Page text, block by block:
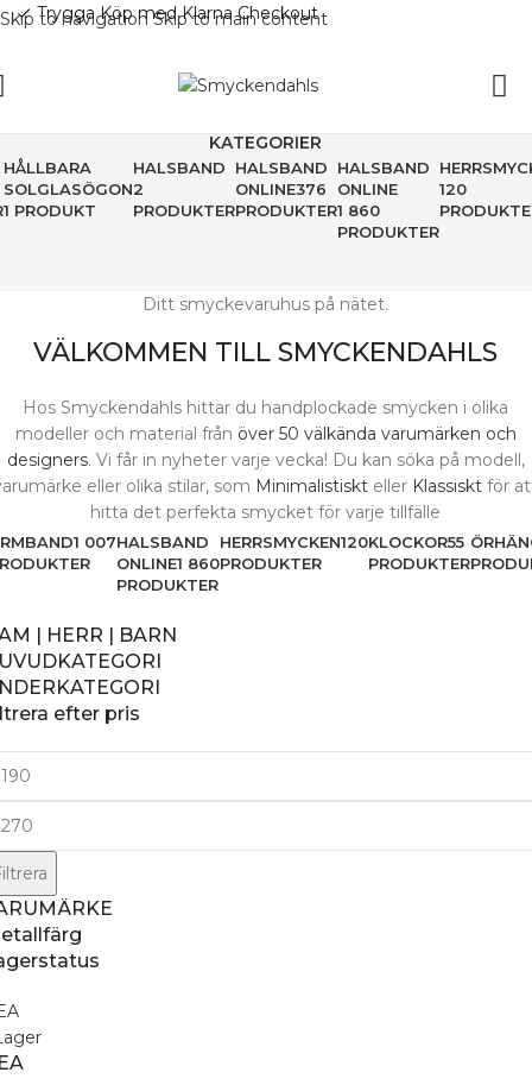
Skip to navigationSkip to main content
checkTrygga Köp med Klarna Checkout
KATEGORIER
HÅLLBARA
SOLGLASÖGON
1 PRODUKT
HALSBAND
2
PRODUKTER
HALSBAND
ONLINE376
PRODUKTER
HALSBAND
ONLINE
1 860
PRODUKTER
120
Ditt smyckevaruhus på nätet.
VÄLKOMMEN TILL SMYCKENDAHLS
Hos Smyckendahls hittar du handplockade smycken i olika
modeller och material från över 50 välkända varumärken och
designers. Vi får in nyheter varje vecka! Du kan söka på modell,
eller olika stilar, som Minimalistiskt eller Klassiskt för
hitta det perfekta smycket för varje tillfälle
1 007HALSBAND
ONLINE1 860
PRODUKTER
HERRSMYCKEN120
PRODUKTER
KLOCKOR55
PRODUKTER
| HERR | BARN
efter pris